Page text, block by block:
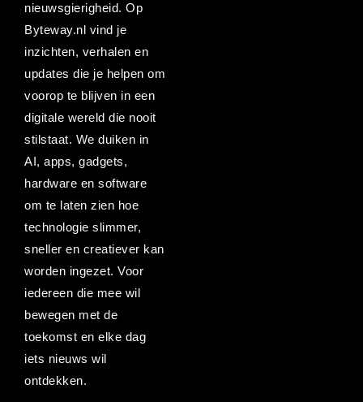
nieuwsgierigheid. Op
Byteway.nl vind je
inzichten, verhalen en
updates die je helpen om
voorop te blijven in een
digitale wereld die nooit
stilstaat. We duiken in
AI, apps, gadgets,
hardware en software
om te laten zien hoe
technologie slimmer,
sneller en creatiever kan
worden ingezet. Voor
iedereen die mee wil
bewegen met de
toekomst en elke dag
iets nieuws wil
ontdekken.